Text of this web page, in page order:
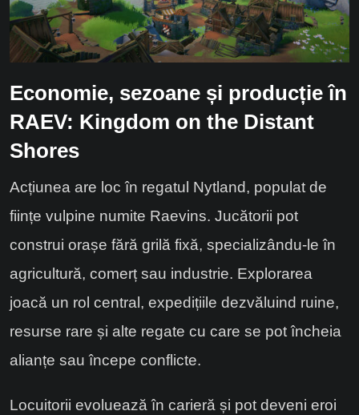
Economie, sezoane și producție în
RAEV: Kingdom on the Distant
Shores
Acțiunea are loc în regatul Nytland, populat de
ființe vulpine numite Raevins. Jucătorii pot
construi orașe fără grilă fixă, specializându-le în
agricultură, comerț sau industrie. Explorarea
joacă un rol central, expedițiile dezvăluind ruine,
resurse rare și alte regate cu care se pot încheia
alianțe sau începe conflicte.
Locuitorii evoluează în carieră și pot deveni eroi